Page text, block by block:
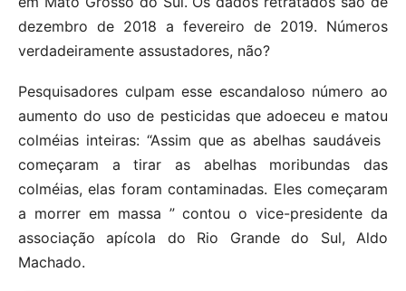
dezembro de 2018 a fevereiro de 2019. Números
verdadeiramente assustadores, não?
Pesquisadores culpam esse escandaloso número ao
aumento do uso de pesticidas que adoeceu e matou
colméias inteiras: “Assim que as abelhas saudáveis ​​
começaram a tirar as abelhas moribundas das
colméias, elas foram contaminadas. Eles começaram
a morrer em massa ” contou o vice-presidente da
associação apícola do Rio Grande do Sul, Aldo
Machado.